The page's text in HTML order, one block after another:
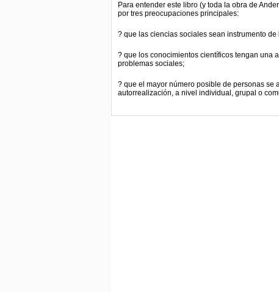
Para entender este libro (y toda la obra de
por tres preocupaciones principales:
? que las ciencias sociales sean instrumento
? que los conocimientos científicos tengan una
problemas sociales;
? que el mayor número posible de personas se
autorrealización, a nivel individual, grupal o